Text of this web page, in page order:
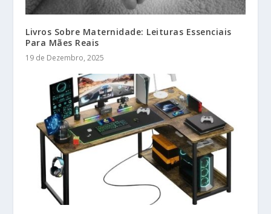
Livros Sobre Maternidade: Leituras Essenciais
Para Mães Reais
19 de Dezembro, 2025